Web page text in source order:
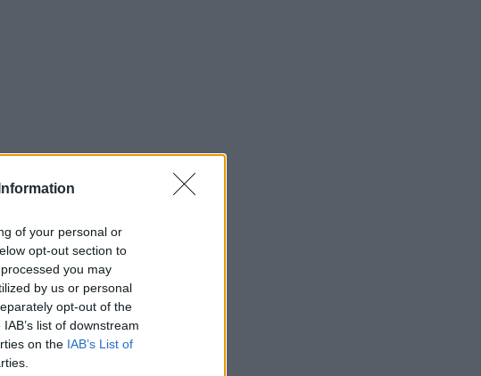
of your personal or
opt-out section to
you may
by us or personal
opt-out of the
list of downstream
on the IAB’s List of